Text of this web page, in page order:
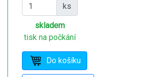
ks
skladem
tisk na počkání